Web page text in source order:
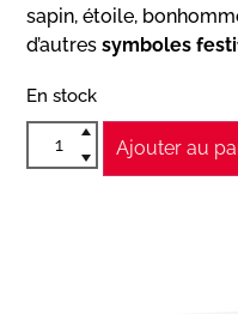
sapin, étoile,
d’autressymboles
En stock
Ajouter au